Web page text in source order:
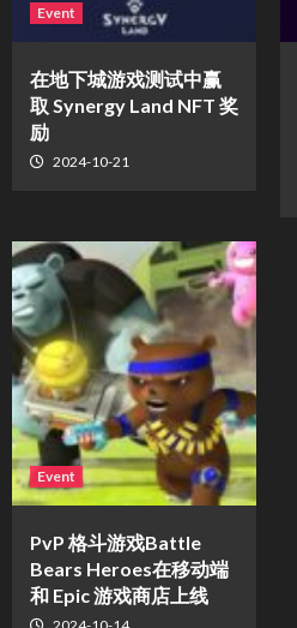
Event
在地下城游戏测试中赢
取 Synergy Land NFT 奖
励
2024-10-21
Event
PvP 格斗游戏Battle
Bears Heroes在移动端
和 Epic 游戏商店上线